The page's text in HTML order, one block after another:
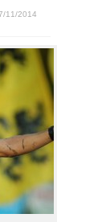
11/2014